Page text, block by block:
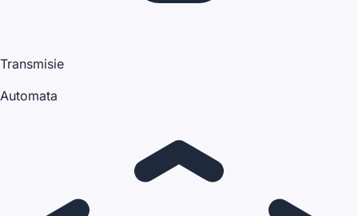
Transmisie
Automata